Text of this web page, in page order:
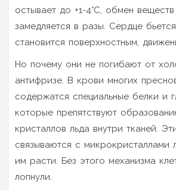
остывает до +1-4°C, обмен
замедляется в разы. Сердце
становится поверхностным,
Но почему они не погибают от
антифризе. В крови многих
содержатся специальные белки и
которые препятствуют
кристаллов льда внутри тканей.
связываются с микрокристаллами
им расти. Без этого механизма
лопнули.